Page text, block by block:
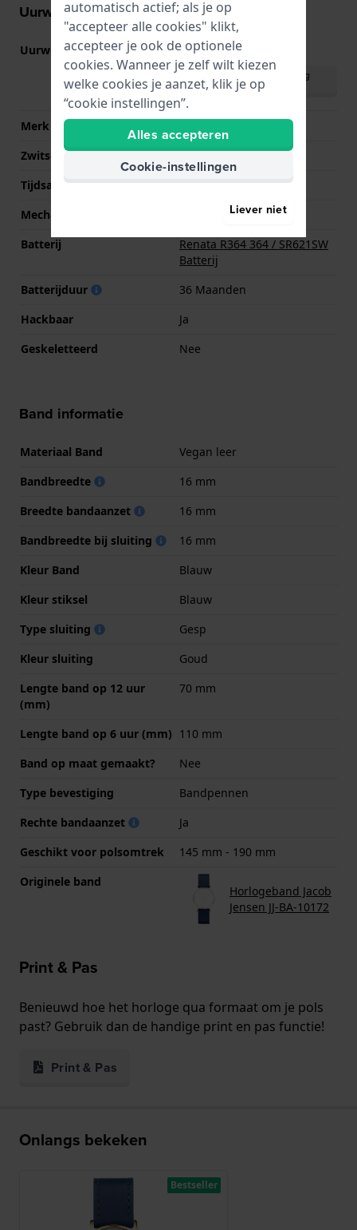
Uurwerk informatie
Uurwerk nr. GL32(Bekijk specificaties
Download handleiding
(English)
Merk uurwerk
Zwitsers uurwerk
Nee
Tijdsaanduiding
Analoog
Mechanisme
Batterij
Renata R364 364 / SR621SW
Batterij
Batterijduur
36 Maanden
Hackbaar
Ja
Geskeletteerd
Nee
Band informatie
Materiaal Band
Vegan leer
Bandbreedte
16 mm
Breedte bandaanzet
16 mm
Bandbreedte bij sluiting
16 mm
Kleur Band
Blauw
Kleur stiksel
Blauw
Type sluiting
Gesp
Kleur sluiting
Goud
Lengte band op 12 uur
(mm)
70 mm
Lengte band op 6 uur (mm) 110 mm
Band op maat gemaakt?
Nee
Type bevestiging
Bandpennen
Rechte bandaanzet
Ja
Geschikt voor polsomtrek
145 mm - 190 mm
Originele band
Horlogeband Jacob
Jensen JJ-BA-10172
Print & Pas
Benieuwd hoe het horloge qua formaat om je pols
past? Gebruik dan de handige print en pas functie!
Print & Pas
Onlangs bekeken
Bestseller
automatisch actief; als je op
"accepteer alle cookies" klikt,
accepteer je ook de optionele
cookies. Wanneer je zelf wilt kiezen
welke cookies je aanzet, klik je op
“cookie instellingen”.
Alles accepteren
Cookie-instellingen
Liever niet